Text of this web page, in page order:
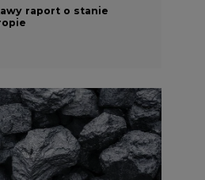
bilans zasobów złóż
według stanu na 31